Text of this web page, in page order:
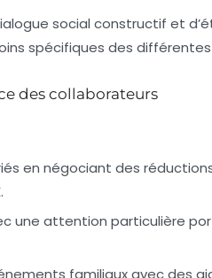
social constructif et
spécifiques des
des collaborateurs
en négociant des
une attention particulière
familiaux avec des